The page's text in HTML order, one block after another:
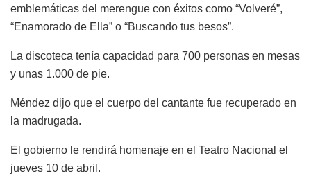
emblemáticas del merengue con éxitos como “Volveré”,
“Enamorado de Ella” o “Buscando tus besos”.
La discoteca tenía capacidad para 700 personas en mesas
y unas 1.000 de pie.
Méndez dijo que el cuerpo del cantante fue recuperado en
la madrugada.
El gobierno le rendirá homenaje en el Teatro Nacional el
jueves 10 de abril.